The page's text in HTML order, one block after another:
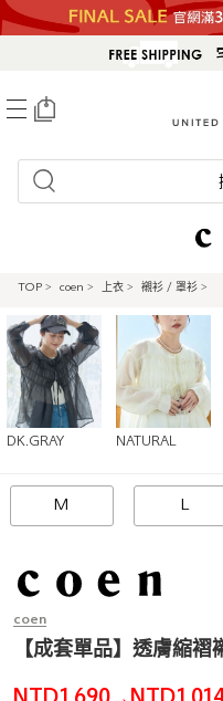
TOP > coen > 上衣 > 襯衫 / 罩衫 >
DK.GRAY NATURAL
M
coen
【成套單品】透膚縮褶